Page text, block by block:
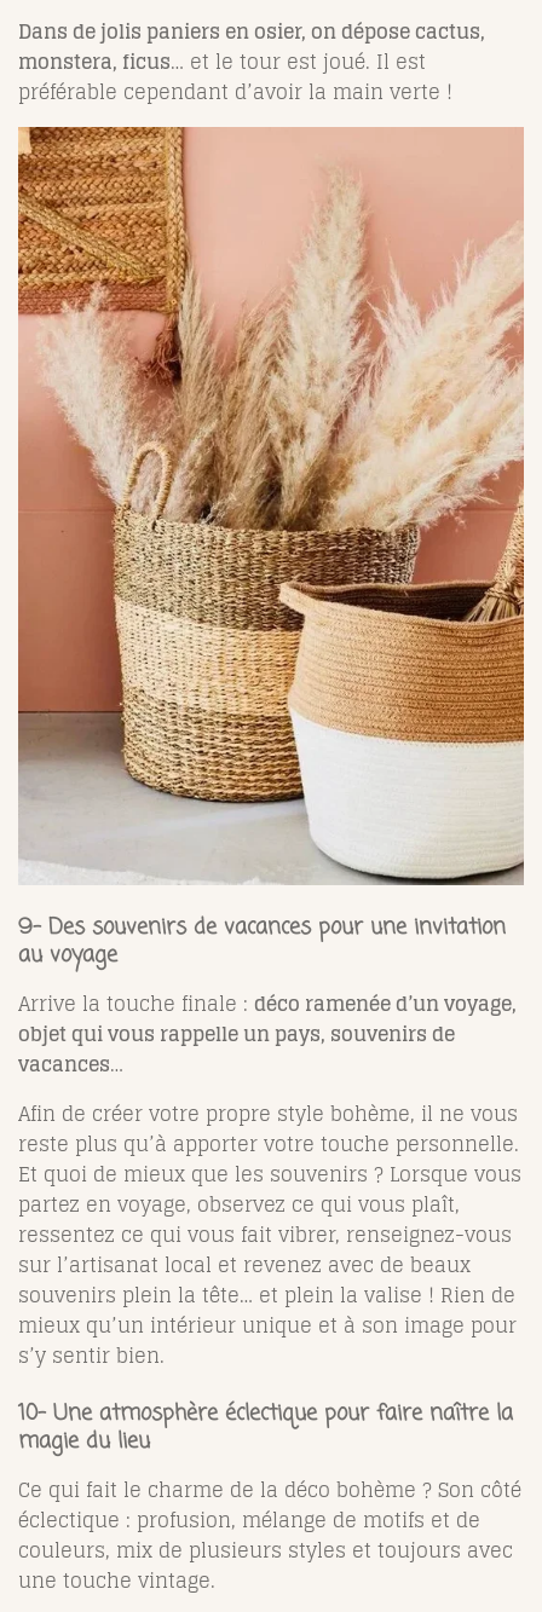
Dans de jolis paniers en osier, on dépose cactus,
monstera, ficus… et le tour est joué. Il est
préférable cependant d’avoir la main verte !
9- Des souvenirs de vacances pour une invitation
au voyage
Arrive la touche finale : déco ramenée d’un voyage,
objet qui vous rappelle un pays, souvenirs de
vacances…
Afin de créer votre propre style bohème, il ne vous
reste plus qu’à apporter votre touche personnelle.
Et quoi de mieux que les souvenirs ? Lorsque vous
partez en voyage, observez ce qui vous plaît,
ressentez ce qui vous fait vibrer, renseignez-vous
sur l’artisanat local et revenez avec de beaux
souvenirs plein la tête… et plein la valise ! Rien de
mieux qu’un intérieur unique et à son image pour
s’y sentir bien.
10- Une atmosphère éclectique pour faire naître la
magie du lieu
Ce qui fait le charme de la déco bohème ? Son côté
éclectique : profusion, mélange de motifs et de
couleurs, mix de plusieurs styles et toujours avec
une touche vintage.